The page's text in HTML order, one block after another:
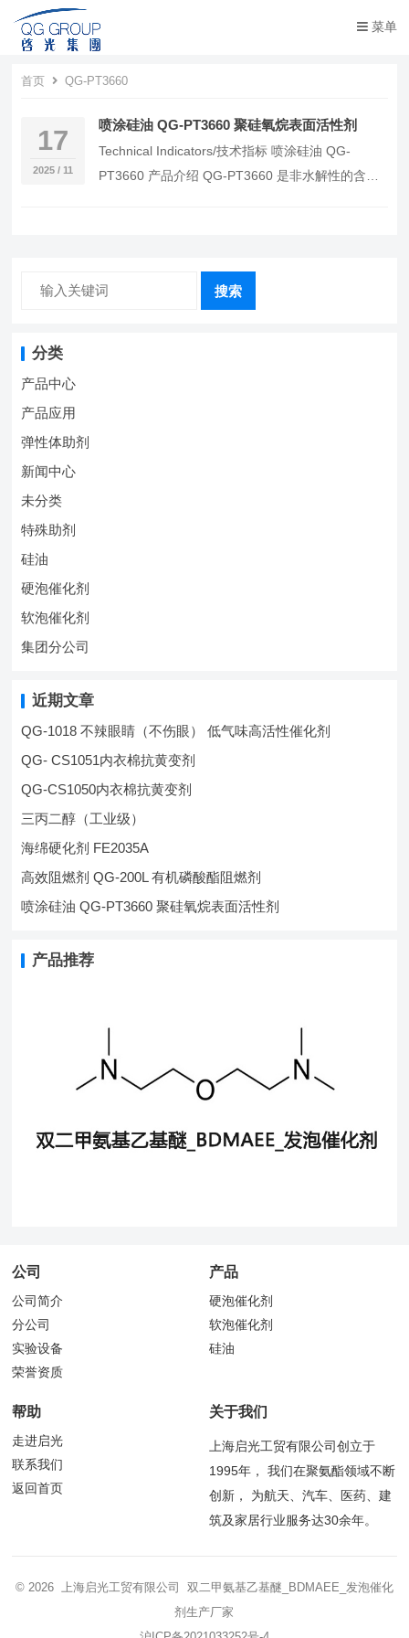
菜单
首页 QG-PT3660
17
2025 / 11
喷涂硅油 QG-PT3660 聚硅氧烷表面活性剂
Technical Indicators/技术指标 喷涂硅油 QG-
PT3660 产品介绍 QG-PT3660 是非水解性的含碳
搜索
分类
产品中心
产品应用
弹性体助剂
新闻中心
未分类
特殊助剂
硅油
硬泡催化剂
软泡催化剂
集团分公司
近期文章
QG-1018 不辣眼睛（不伤眼） 低气味高活性催化剂
QG- CS1051内衣棉抗黄变剂
QG-CS1050内衣棉抗黄变剂
三丙二醇（工业级）
海绵硬化剂 FE2035A
高效阻燃剂 QG-200L 有机磷酸酯阻燃剂
喷涂硅油 QG-PT3660 聚硅氧烷表面活性剂
产品推荐
公司
公司简介
分公司
实验设备
荣誉资质
产品
硬泡催化剂
软泡催化剂
硅油
帮助
走进启光
联系我们
返回首页
关于我们
上海启光工贸有限公司创立于
1995年， 我们在聚氨酯领域不断
创新， 为航天、汽车、医药、建
筑及家居行业服务达30余年。
© 2026 上海启光工贸有限公司 双二甲氨基乙基醚_BDMAEE_发泡催化
剂生产厂家